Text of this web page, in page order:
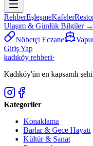
RehberEşleşmeKafeler
Ulaşım & Günlük Bilgiler →
Nöbetçi Eczane
Giriş Yap
kadıköy rehberi·
Kadıköy'ün en kapsamlı
Kategoriler
Konaklama
Barlar & Gece Hayatı
Kültür & Sanat